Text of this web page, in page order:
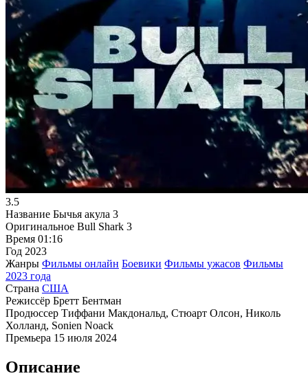
3.5
Название Бычья акула 3
Оригинальное Bull Shark 3
Время 01:16
Год 2023
Жанры Фильмы онлайн Боевики Фильмы ужасов Фильмы
2023 года
Страна США
Режиссёр Бретт Бентман
Продюссер Тиффани Макдональд, Стюарт Олсон, Николь
Холланд, Sonien Noack
Премьера 15 июля 2024
Описание